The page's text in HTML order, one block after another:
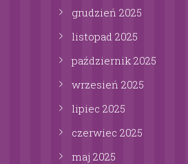
grudzień 2025
listopad 2025
październik 2025
wrzesień 2025
lipiec 2025
czerwiec 2025
maj 2025